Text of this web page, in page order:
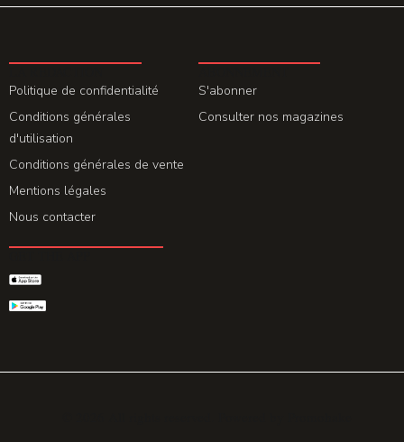
Politique de confidentialité
Conditions générales
d'utilisation
Conditions générales de vente
Mentions légales
Nous contacter
S'abonner
Consulter nos magazines